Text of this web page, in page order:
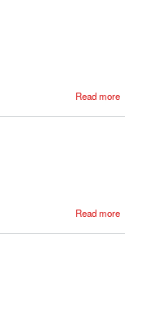
Read more
Read more